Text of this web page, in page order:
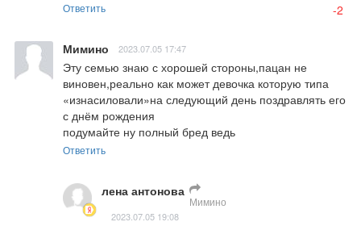
Ответить -2
Мимино 2023.07.05 17:47
Эту семью знаю с хорошей стороны,пацан не
виновен,реально как может девочка которую типа
«изнасиловали»на следующий день поздравлять его
с днём рождения
подумайте ну полный бред ведь
Ответить
лена антонова
Мимино
2023.07.05 19:08